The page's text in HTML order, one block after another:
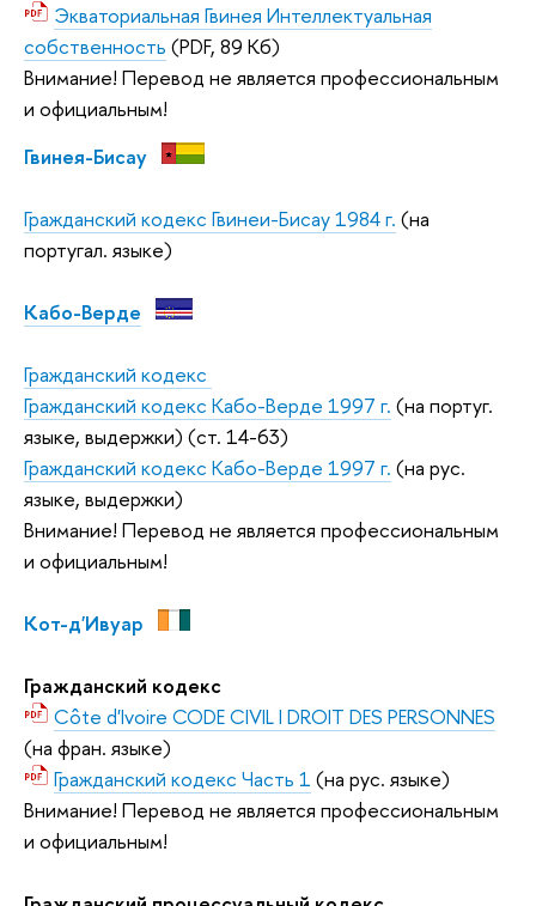
Экваториальная Гвинея Интеллектуальная
собственность (PDF, 89 Кб)
Внимание! Перевод не является профессиональным
и официальным!
Гвинея-Бисау
Гражданский кодекс Гвинеи-Бисау 1984 г. (на
португал. языке)
Кабо-Верде
Гражданский кодекс
Гражданский кодекс Кабо-Верде 1997 г. (на португ.
языке, выдержки) (ст. 14-63)
Гражданский кодекс Кабо-Верде 1997 г. (на рус.
языке, выдержки)
Внимание! Перевод не является профессиональным
и официальным!
Кот-д'Ивуар
Гражданский кодекс
Côte d'Ivoire CODE CIVIL I DROIT DES PERSONNES
(на фран. языке)
Гражданский кодекс Часть 1 (на рус. языке)
Внимание! Перевод не является профессиональным
и официальным!